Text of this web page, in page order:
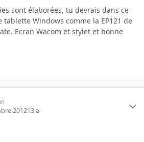
sont élaborées, tu devrais dans ce
Windows comme la EP121 de
Ecran Wacom et stylet et bonne
201213 a